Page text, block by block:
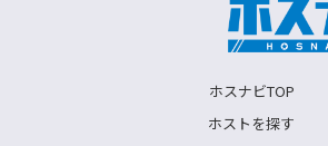
ホスナビTOP
ホストを探す